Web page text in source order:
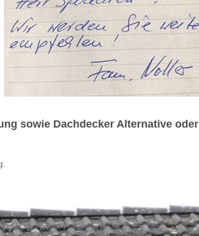
sowie Dachdecker Alternative oder